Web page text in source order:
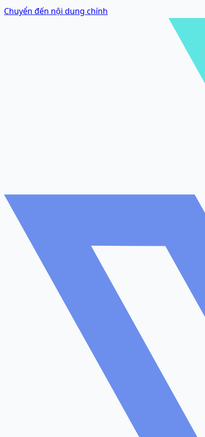
Chuyển đến nội dung chính